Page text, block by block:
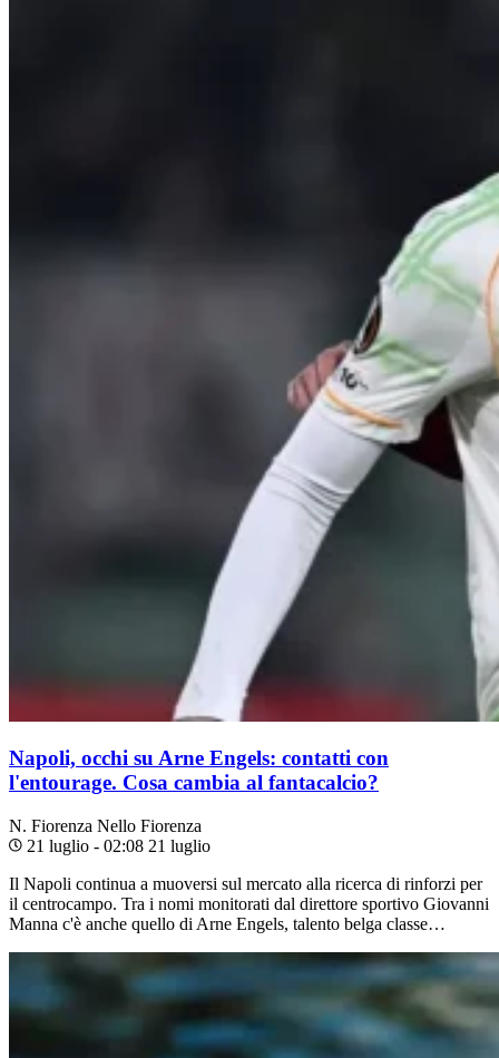
Napoli, occhi su Arne Engels: contatti con
l'entourage. Cosa cambia al fantacalcio?
N. Fiorenza Nello Fiorenza
21 luglio - 02:08 21 luglio
Il Napoli continua a muoversi sul mercato alla ricerca di rinforzi per
il centrocampo. Tra i nomi monitorati dal direttore sportivo Giovanni
Manna c'è anche quello di Arne Engels, talento belga classe…